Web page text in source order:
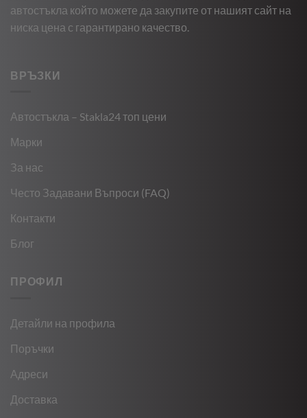
автостъкла който можете да закупите от нашият сайт на
ниска цена с гарантирано качество.
ВРЪЗКИ
Автостъкла – Stakla24 топ цени
Марки
За нас
Често Задавани Въпроси (FAQ)
Контакти
Блог
ПРОФИЛ
Детайли на профила
Поръчки
Адреси
Доставка